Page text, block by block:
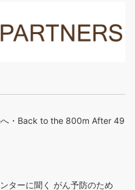
・Back to the 800m After 49
ターに聞く がん予防のため